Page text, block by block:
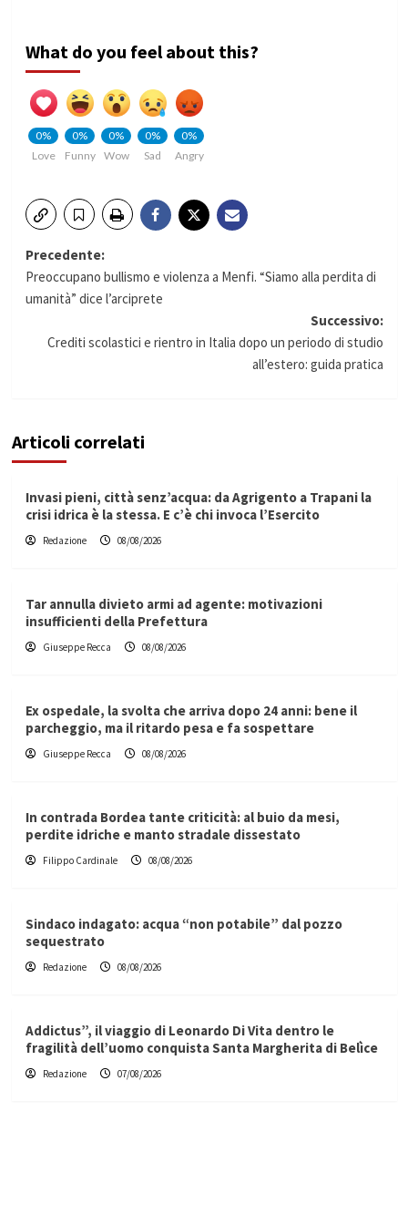
What do you feel about this?
0%
Love
0%
Funny
0%
Wow
0%
Sad
0%
Angry
Navigazione
articolo
Precedente:
Preoccupano bullismo e violenza a Menfi. “Siamo alla perdita di
umanità” dice l’arciprete
Successivo:
Crediti scolastici e rientro in Italia dopo un periodo di studio
all’estero: guida pratica
Articoli correlati
Invasi pieni, città senz’acqua: da Agrigento a Trapani la
crisi idrica è la stessa. E c’è chi invoca l’Esercito
Redazione 08/08/2026
Tar annulla divieto armi ad agente: motivazioni
insufficienti della Prefettura
Giuseppe Recca 08/08/2026
Ex ospedale, la svolta che arriva dopo 24 anni: bene il
parcheggio, ma il ritardo pesa e fa sospettare
Giuseppe Recca 08/08/2026
In contrada Bordea tante criticità: al buio da mesi,
perdite idriche e manto stradale dissestato
Filippo Cardinale 08/08/2026
Sindaco indagato: acqua “non potabile” dal pozzo
sequestrato
Redazione 08/08/2026
Addictus”, il viaggio di Leonardo Di Vita dentro le
fragilità dell’uomo conquista Santa Margherita di Belìce
Redazione 07/08/2026